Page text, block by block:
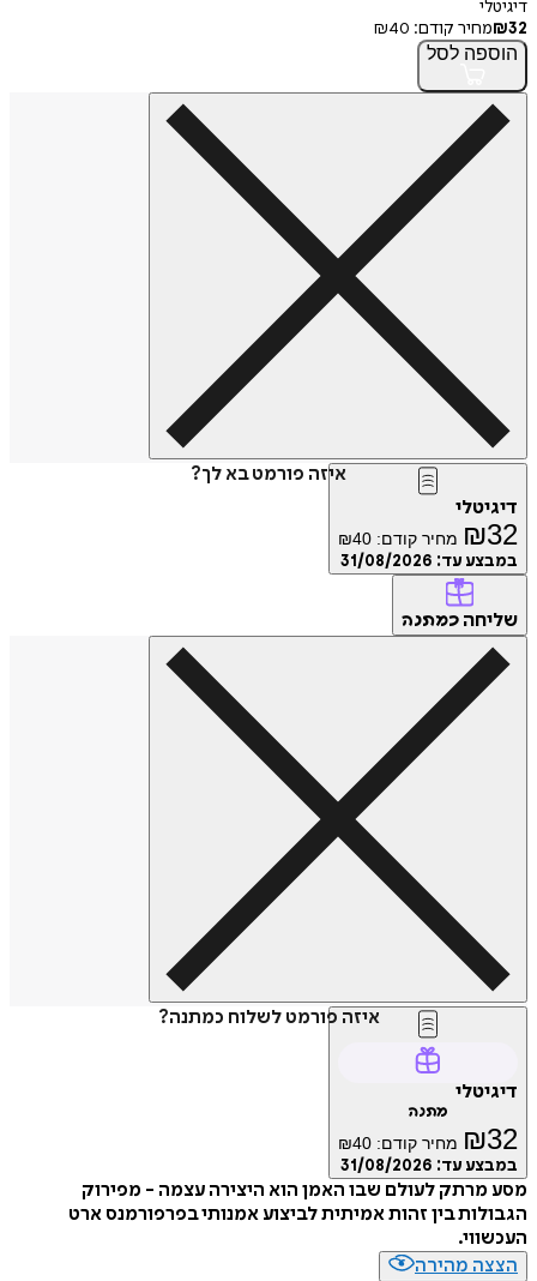
דיגיטלי
₪32 מחיר קודם: ₪40
הוספה לסל
איזה פורמט בא לך?
דיגיטלי
₪32 מחיר קודם: ₪40
במבצע עד: 31/08/2026
שליחה כמתנה
איזה פורמט לשלוח כמתנה?
דיגיטלי
מתנה
₪32 מחיר קודם: ₪40
במבצע עד: 31/08/2026
מסע מרתק לעולם שבו האמן הוא היצירה עצמה - מפירוק
הגבולות בין זהות אמיתית לביצוע אמנותי בפרפורמנס ארט
העכשווי.
הצצה מהירה